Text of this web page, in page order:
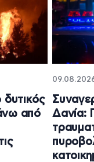
δυτικός
από
Δανία: